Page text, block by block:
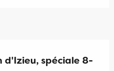
d'Izieu, spéciale 8-